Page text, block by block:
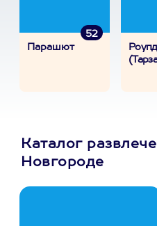
52
Парашют
Каталог
Новгороде